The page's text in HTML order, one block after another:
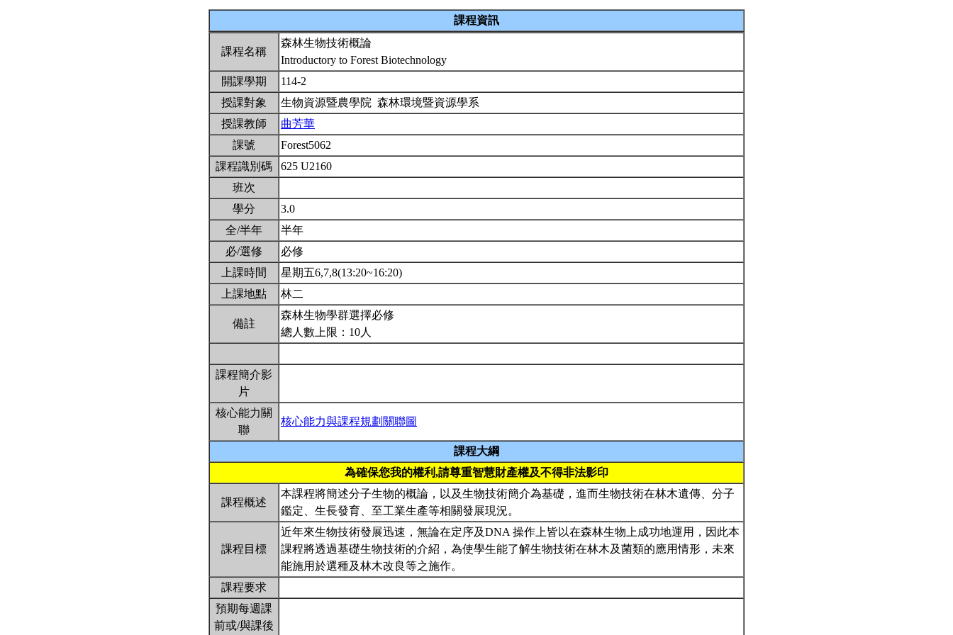
課程資訊
課程名稱
森林生物技術概論
Introductory to Forest Biotechnology
開課學期
114-2
授課對象
生物資源暨農學院 森林環境暨資源學系
授課教師
曲芳華
課號
Forest5062
課程識別碼
625 U2160
班次
學分
3.0
全/半年
半年
必/選修
必修
上課時間
星期五6,7,8(13:20~16:20)
上課地點
林二
備註
森林生物學群選擇必修
總人數上限：10人
課程簡介影
片
核心能力關
聯
核心能力與課程規劃關聯圖
課程大綱
為確保您我的權利,請尊重智慧財產權及不得非法影印
課程概述
本課程將簡述分子生物的概論，以及生物技術簡介為基礎，進而生物技術在林木遺傳、分子
鑑定、生長發育、至工業生產等相關發展現況。
課程目標
近年來生物技術發展迅速，無論在定序及DNA 操作上皆以在森林生物上成功地運用，因此本
課程將透過基礎生物技術的介紹，為使學生能了解生物技術在林木及菌類的應用情形，未來
能施用於選種及林木改良等之施作。
課程要求
預期每週課
前或/與課後